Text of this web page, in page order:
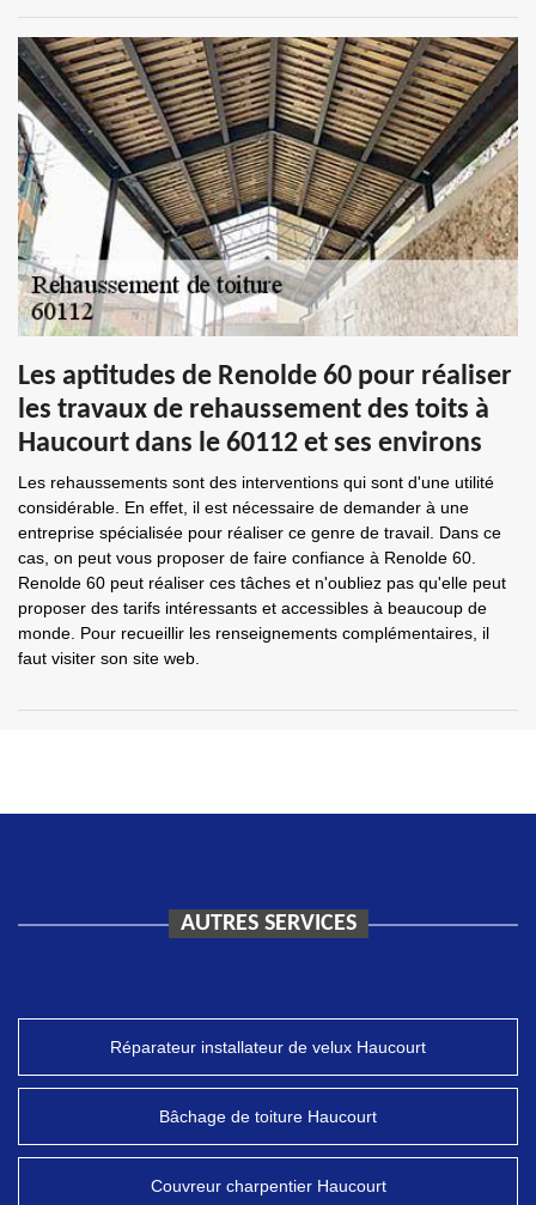
Les aptitudes de Renolde 60 pour réaliser
les travaux de rehaussement des toits à
Haucourt dans le 60112 et ses environs
Les rehaussements sont des interventions qui sont d'une utilité
considérable. En effet, il est nécessaire de demander à une
entreprise spécialisée pour réaliser ce genre de travail. Dans ce
cas, on peut vous proposer de faire confiance à Renolde 60.
Renolde 60 peut réaliser ces tâches et n'oubliez pas qu'elle peut
proposer des tarifs intéressants et accessibles à beaucoup de
monde. Pour recueillir les renseignements complémentaires, il
faut visiter son site web.
AUTRES SERVICES
Réparateur installateur de velux Haucourt
Bâchage de toiture Haucourt
Couvreur charpentier Haucourt